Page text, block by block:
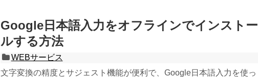
Google日本語入力をオフラインでインストー
ルする方法
WEBサービス
文字変換の精度とサジェスト機能が便利で、Google日本語入力を使っ